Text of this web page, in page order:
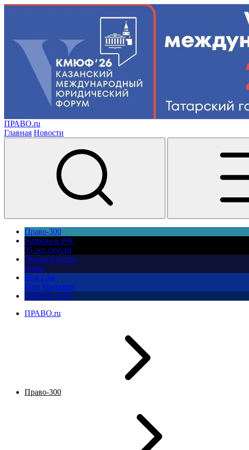
ПРАВО.ru
Главная Новости
Право-300
Юррынок РФ:
35 лет спустя
Экологическое
право
Best Law
Firm Marketing
ПМЮФ 2026
ПРАВО.ru
Право-300